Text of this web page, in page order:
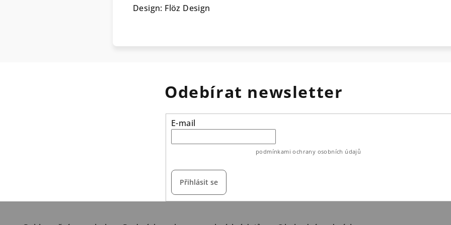
Design: Flöz Design
Odebírat newsletter
E-mail
podmínkami ochrany osobních údajů
Přihlásit se